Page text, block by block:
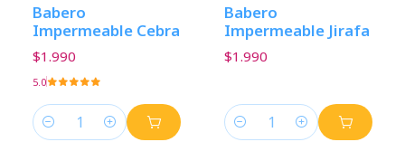
Babero
Impermeable Cebra
$1.990
5.0
Cantidad
Babero
Impermeable Jirafa
$1.990
Cantidad